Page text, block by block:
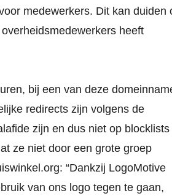
medewerkers. Dit kan duiden
heeft
bij een van deze
redirects zijn volgens de
zijn en dus niet op blocklists
ze niet door een grote groep
“Dankzij LogoMotive
van ons logo tegen te gaan,